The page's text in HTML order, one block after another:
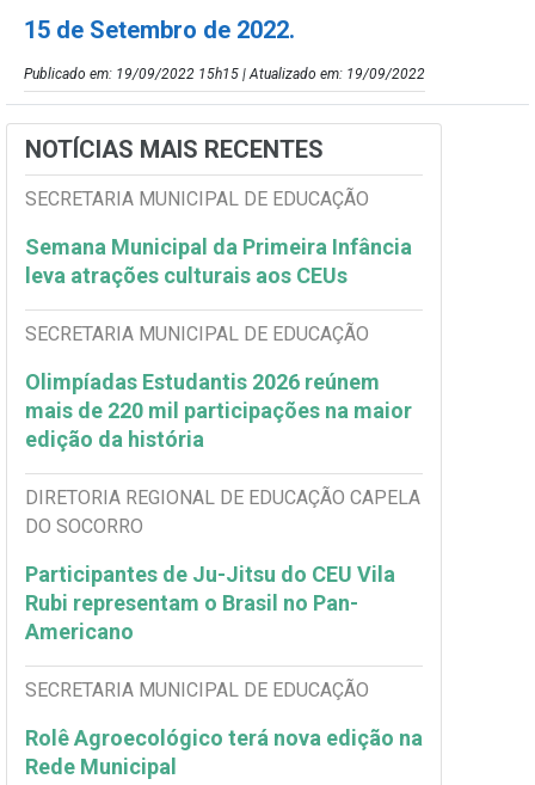
15 de Setembro de 2022.
Publicado em: 19/09/2022 15h15 | Atualizado em: 19/09/2022
NOTÍCIAS MAIS RECENTES
SECRETARIA MUNICIPAL DE EDUCAÇÃO
Semana Municipal da Primeira Infância
leva atrações culturais aos CEUs
SECRETARIA MUNICIPAL DE EDUCAÇÃO
Olimpíadas Estudantis 2026 reúnem
mais de 220 mil participações na maior
edição da história
DIRETORIA REGIONAL DE EDUCAÇÃO CAPELA
DO SOCORRO
Participantes de Ju-Jitsu do CEU Vila
Rubi representam o Brasil no Pan-
Americano
SECRETARIA MUNICIPAL DE EDUCAÇÃO
Rolê Agroecológico terá nova edição na
Rede Municipal